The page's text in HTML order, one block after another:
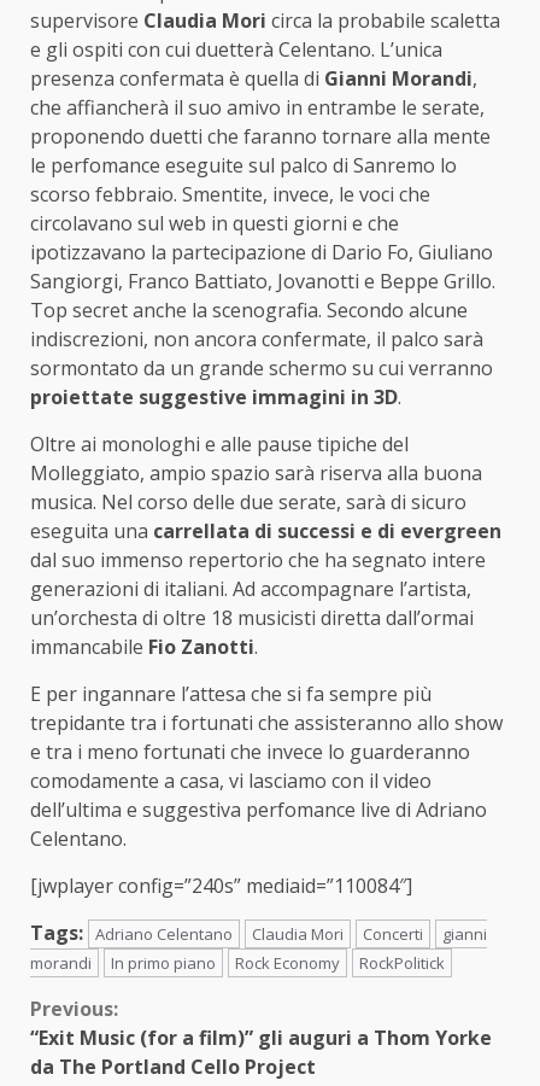
supervisore Claudia Mori circa la probabile scaletta
e gli ospiti con cui duetterà Celentano. L’unica
presenza confermata è quella di Gianni Morandi,
che affiancherà il suo amivo in entrambe le serate,
proponendo duetti che faranno tornare alla mente
le perfomance eseguite sul palco di Sanremo lo
scorso febbraio. Smentite, invece, le voci che
circolavano sul web in questi giorni e che
ipotizzavano la partecipazione di Dario Fo, Giuliano
Sangiorgi, Franco Battiato, Jovanotti e Beppe Grillo.
Top secret anche la scenografia. Secondo alcune
indiscrezioni, non ancora confermate, il palco sarà
sormontato da un grande schermo su cui verranno
proiettate suggestive immagini in 3D.
Oltre ai monologhi e alle pause tipiche del
Molleggiato, ampio spazio sarà riserva alla buona
musica. Nel corso delle due serate, sarà di sicuro
eseguita una carrellata di successi e di evergreen
dal suo immenso repertorio che ha segnato intere
generazioni di italiani. Ad accompagnare l’artista,
un’orchesta di oltre 18 musicisti diretta dall’ormai
immancabile Fio Zanotti.
E per ingannare l’attesa che si fa sempre più
trepidante tra i fortunati che assisteranno allo show
e tra i meno fortunati che invece lo guarderanno
comodamente a casa, vi lasciamo con il video
dell’ultima e suggestiva perfomance live di Adriano
Celentano.
[jwplayer config=”240s” mediaid=”110084″]
Tags: Adriano Celentano Claudia Mori Concerti
gianni
morandi
In primo piano Rock Economy RockPolitick
Continue
Reading
Previous:
“Exit Music (for a film)” gli auguri a Thom Yorke
da The Portland Cello Project